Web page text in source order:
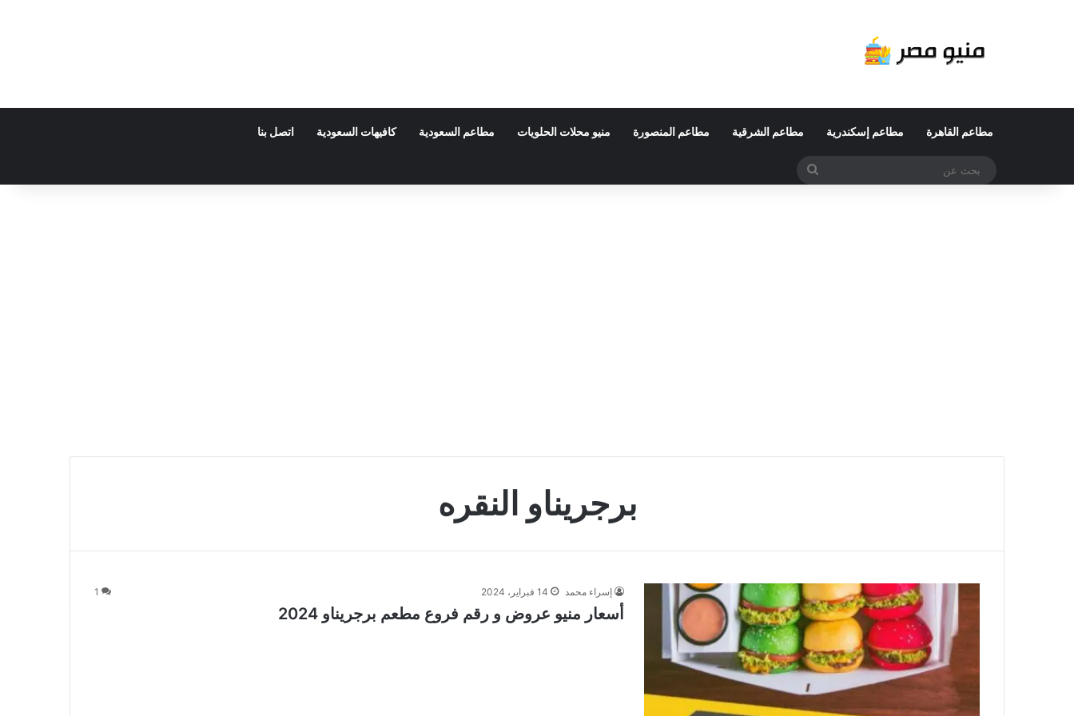
مطاعم القاهرة مطاعم إسكندرية مطاعم الشرقية مطاعم المنصورة منيو محلات الحلويات مطاعم السعودية كافيهات السعودية اتصل بنا
برجريناو النقره
إسراء محمد 14 فبراير، 2024 1
أسعار منيو عروض و رقم فروع مطعم برجريناو 2024